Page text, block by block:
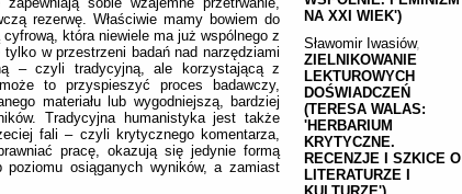
NA XXI WIEK')
Sławomir Iwasiów,
ZIELNIKOWANIE
LEKTUROWYCH
DOŚWIADCZEŃ
(TERESA WALAS:
'HERBARIUM
KRYTYCZNE.
RECENZJE I SZKICE O
LITERATURZE I
rezerwę. Właściwie mamy bowiem do
która niewiele ma już wspólnego z
w przestrzeni badań nad narzędziami
– czyli tradycyjną, ale korzystającą z
to przyspieszyć proces badawczy,
materiału lub wygodniejszą, bardziej
Tradycyjna humanistyka jest także
fali – czyli krytycznego komentarza,
pracę, okazują się jedynie formą
osiąganych wyników, a zamiast